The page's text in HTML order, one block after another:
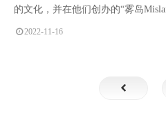
的文化，并在他们创办的“雾岛
以“一页”为题的诗歌系列分享给大家
2022-11-16